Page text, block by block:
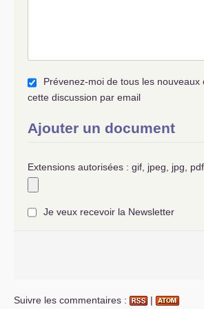
dissoutes.
Et ceci le jour-même où les
Une plaque
Comme on peut le
qu’ils peuvent aller
Prévenez-moi de tous les nouveaux
cette discussion par email
Ajouter un document
Extensions autorisées : gif, jpeg, jpg,
Je veux recevoir la Newsletter
Suivre les commentaires : |